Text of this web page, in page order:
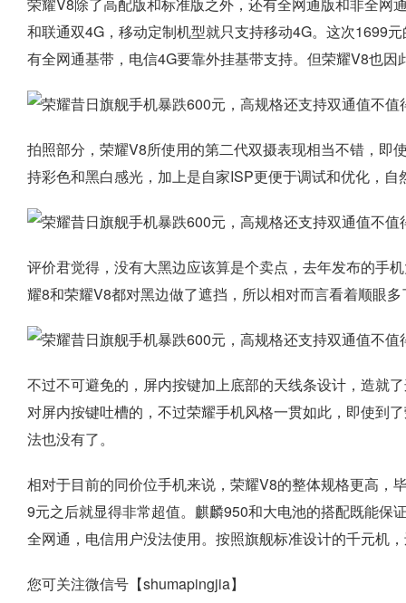
和联通双4G，移动定制机型就只支持移动4G。这次1699
有全网通基带，电信4G要靠外挂基带支持。但荣耀V8也
拍照部分，荣耀V8所使用的第二代双摄表现相当不错，即
持彩色和黑白感光，加上是自家ISP更便于调试和优化，自
评价君觉得，没有大黑边应该算是个卖点，去年发布的手
耀8和荣耀V8都对黑边做了遮挡，所以相对而言看着顺眼多
不过不可避免的，屏内按键加上底部的天线条设计，造就
对屏内按键吐槽的，不过荣耀手机风格一贯如此，即使到
法也没有了。
相对于目前的同价位手机来说，荣耀V8的整体规格更高，
9元之后就显得非常超值。麒麟950和大电池的搭配既能保
全网通，电信用户没法使用。按照旗舰标准设计的千元机
您可关注微信号【shumapingjia】